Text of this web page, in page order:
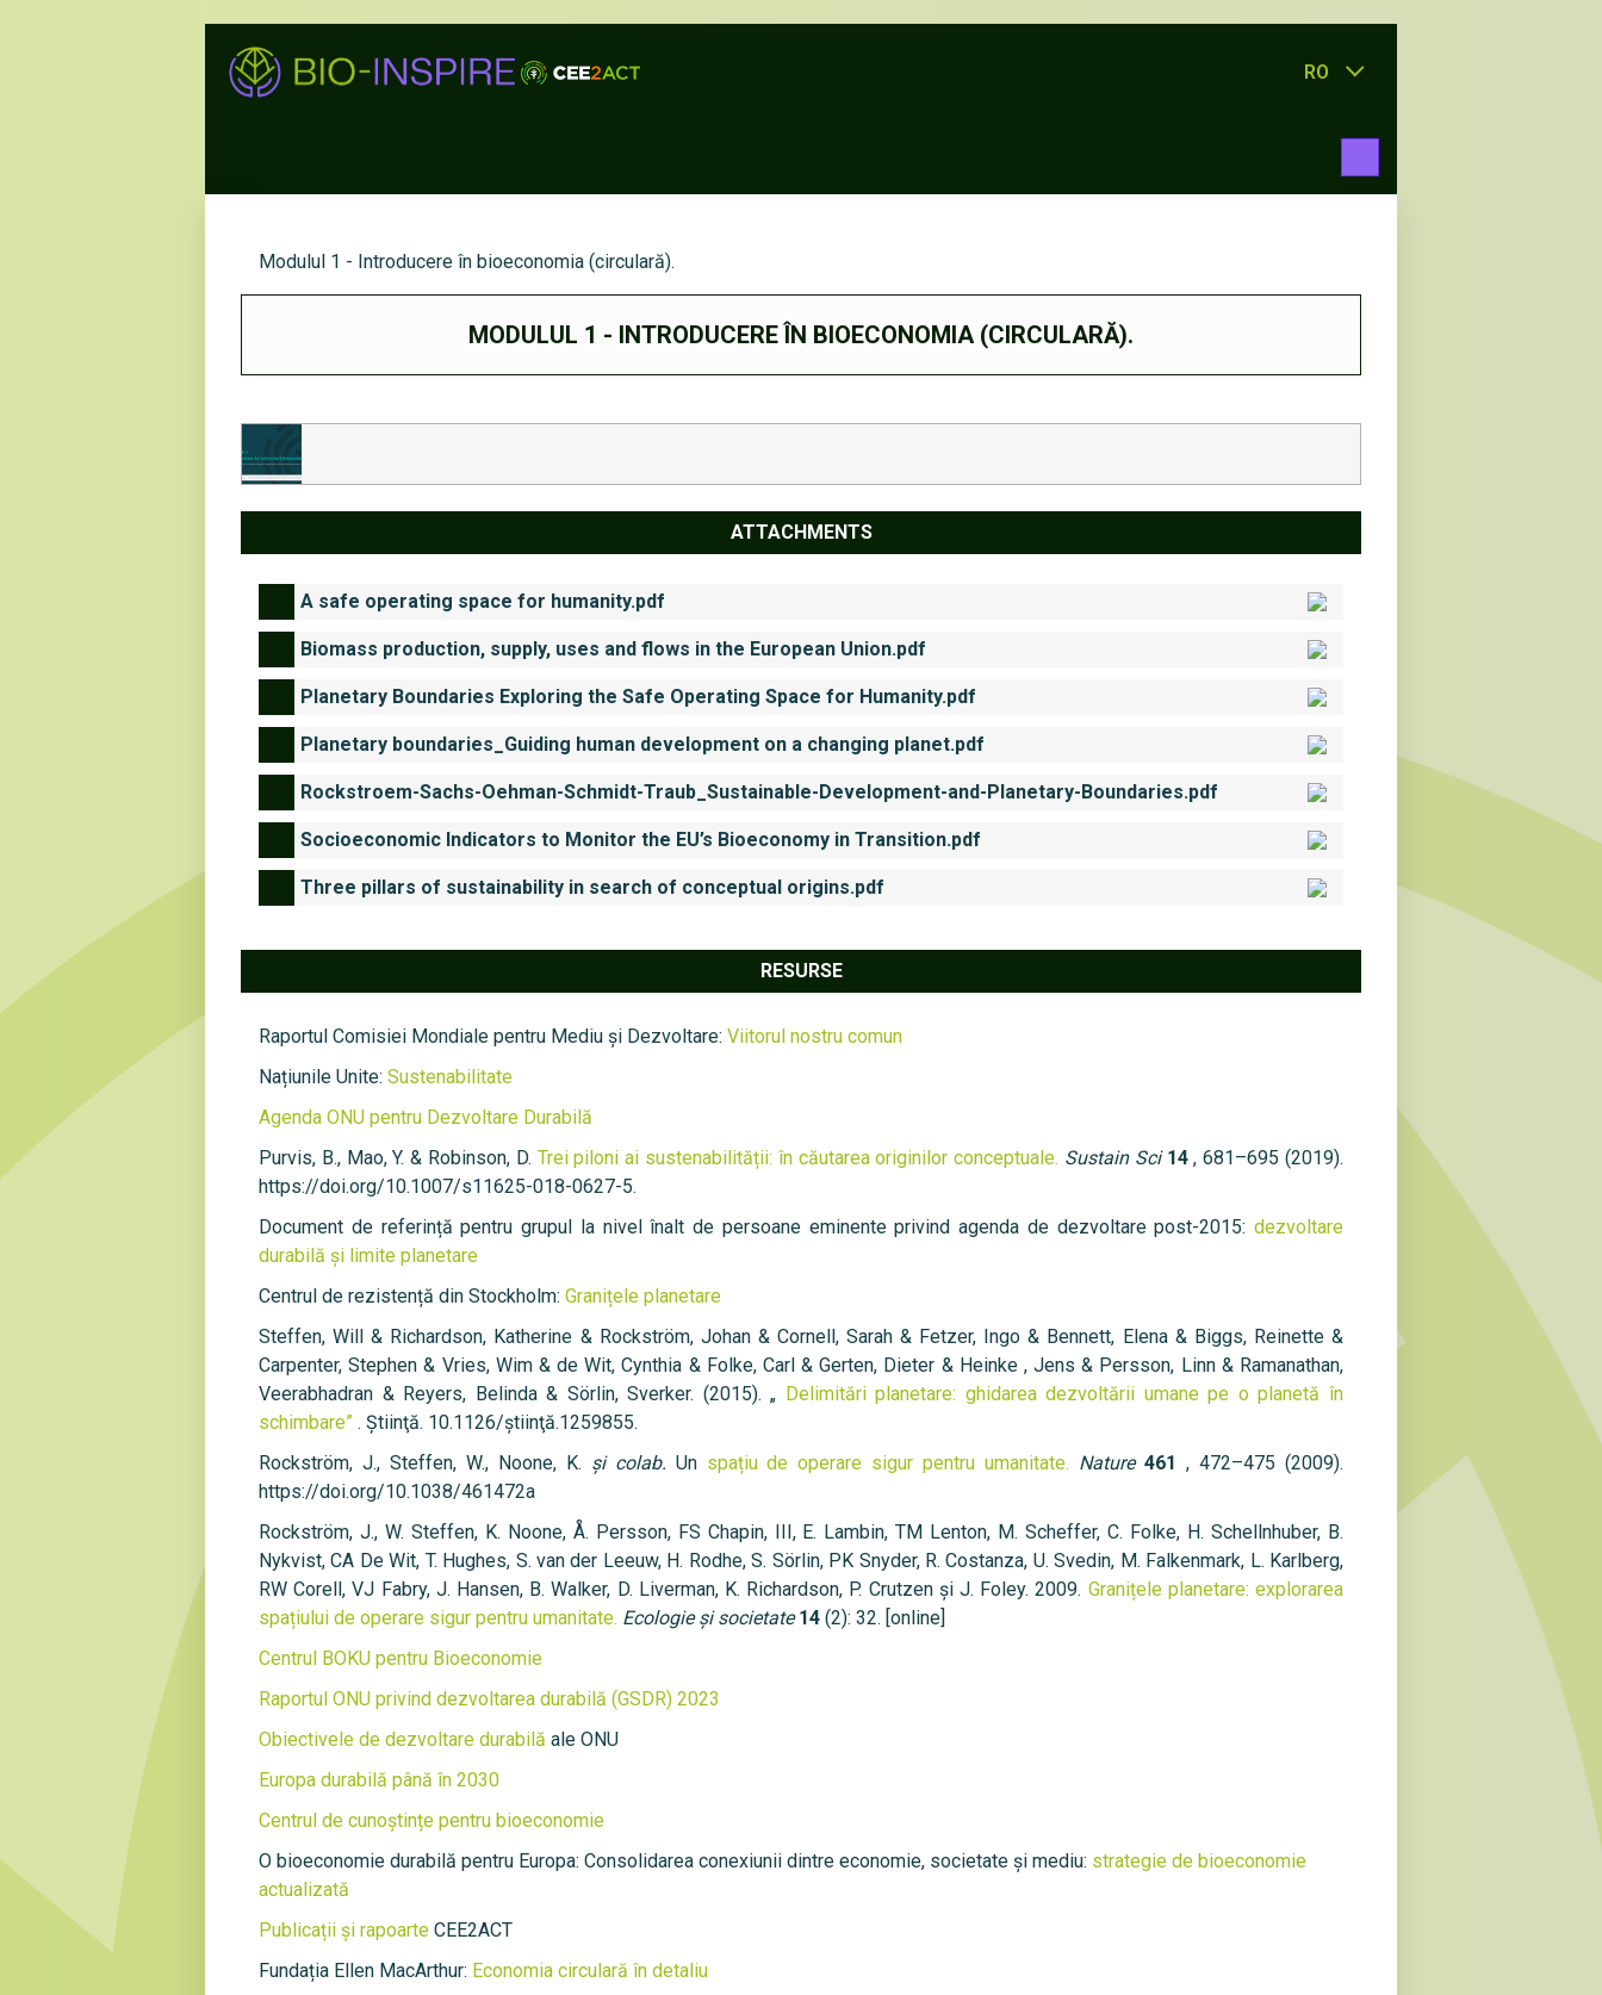
RO
Modulul 1 - Introducere în bioeconomia (circulară).
MODULUL 1 - INTRODUCERE ÎN BIOECONOMIA (CIRCULARĂ).
ATTACHMENTS
A safe operating space for humanity.pdf
Biomass production, supply, uses and flows in the European Union.pdf
Planetary Boundaries Exploring the Safe Operating Space for Humanity.pdf
Planetary boundaries_Guiding human development on a changing planet.pdf
Rockstroem-Sachs-Oehman-Schmidt-Traub_Sustainable-Development-and-Planetary-Boundaries.pdf
Socioeconomic Indicators to Monitor the EU’s Bioeconomy in Transition.pdf
Three pillars of sustainability in search of conceptual origins.pdf
RESURSE
Raportul Comisiei Mondiale pentru Mediu și Dezvoltare: Viitorul nostru comun
Națiunile Unite: Sustenabilitate
Agenda ONU pentru Dezvoltare Durabilă
Purvis, B., Mao, Y. & Robinson, D. Trei piloni ai sustenabilității: în căutarea originilor conceptuale. Sustain Sci 14, 681–695 (2019).
https://doi.org/10.1007/s11625-018-0627-5.
Document de referință pentru grupul la nivel înalt de persoane eminente privind agenda de dezvoltare post-2015: dezvoltare
durabilă și limite planetare
Centrul de rezistență din Stockholm: Granițele planetare
Steffen, Will & Richardson, Katherine & Rockström, Johan & Cornell, Sarah & Fetzer, Ingo & Bennett, Elena & Biggs, Reinette &
Carpenter, Stephen & Vries, Wim & de Wit, Cynthia & Folke, Carl & Gerten, Dieter & Heinke , Jens & Persson, Linn & Ramanathan,
Veerabhadran & Reyers, Belinda & Sörlin, Sverker. (2015). „ Delimitări planetare: ghidarea dezvoltării umane pe o planetă în
schimbare” . Ştiinţă. 10.1126/ştiinţă.1259855.
Rockström, J., Steffen, W., Noone, K. şi colab. Un spațiu de operare sigur pentru umanitate. Nature 461 , 472–475 (2009).
https://doi.org/10.1038/461472a
Rockström, J., W. Steffen, K. Noone, Å. Persson, FS Chapin, III, E. Lambin, TM Lenton, M. Scheffer, C. Folke, H. Schellnhuber, B.
Nykvist, CA De Wit, T. Hughes, S. van der Leeuw, H. Rodhe, S. Sörlin, PK Snyder, R. Costanza, U. Svedin, M. Falkenmark, L. Karlberg,
RW Corell, VJ Fabry, J. Hansen, B. Walker, D. Liverman, K. Richardson, P. Crutzen și J. Foley. 2009. Granițele planetare: explorarea
spațiului de operare sigur pentru umanitate. Ecologie și societate 14 (2): 32. [online]
Centrul BOKU pentru Bioeconomie
Raportul ONU privind dezvoltarea durabilă (GSDR) 2023
Obiectivele de dezvoltare durabilă ale ONU
Europa durabilă până în 2030
Centrul de cunoștințe pentru bioeconomie
O bioeconomie durabilă pentru Europa: Consolidarea conexiunii dintre economie, societate și mediu: strategie de bioeconomie
actualizată
Publicații și rapoarte CEE2ACT
Fundația Ellen MacArthur: Economia circulară în detaliu